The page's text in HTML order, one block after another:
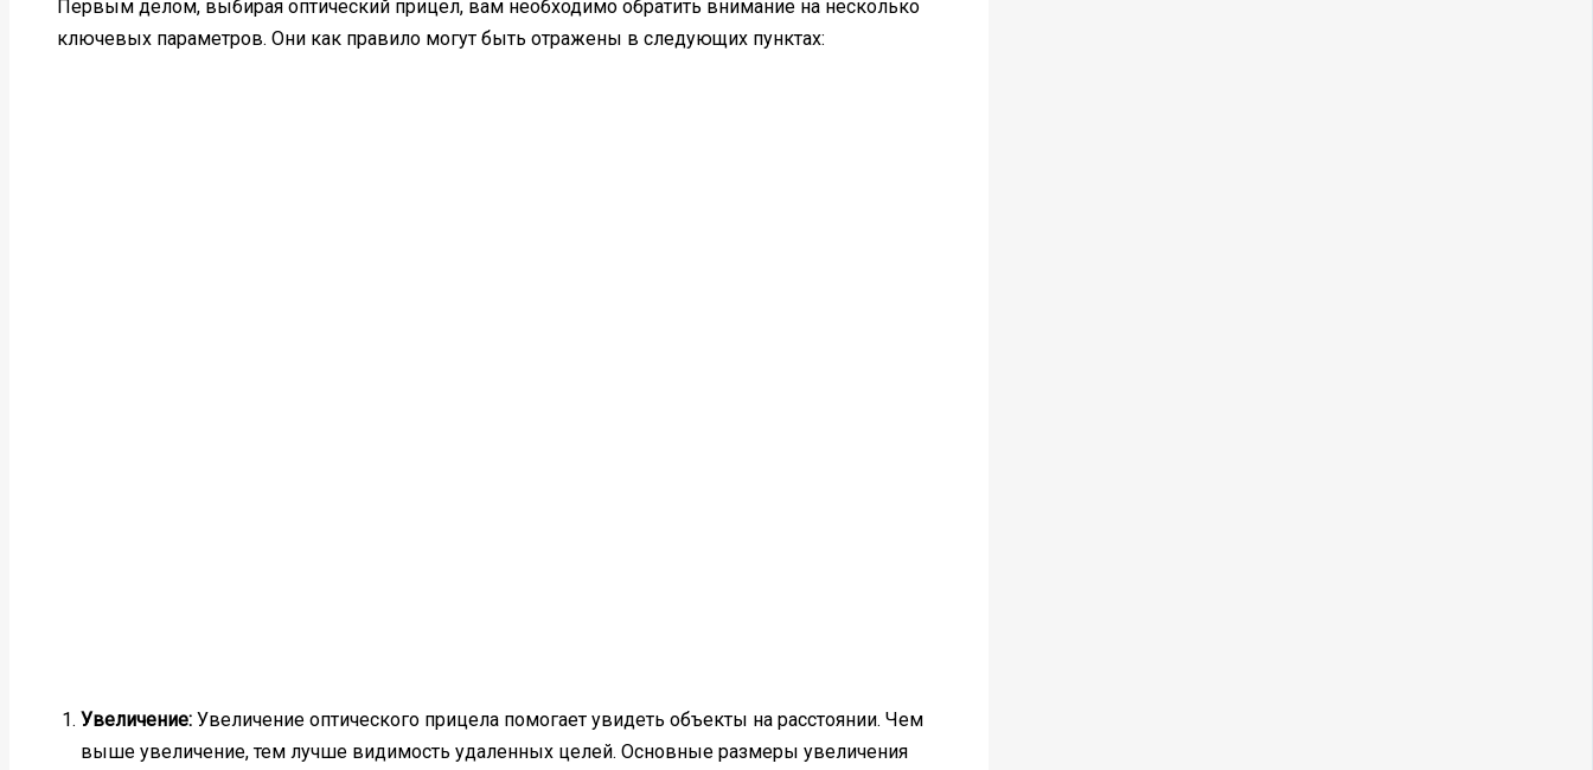
Первым делом, выбирая оптический прицел, вам необходимо обратить внимание на несколько
ключевых параметров. Они как правило могут быть отражены в следующих пунктах:
Увеличение: Увеличение оптического прицела помогает увидеть объекты на расстоянии. Чем
выше увеличение, тем лучше видимость удаленных целей. Основные размеры увеличения